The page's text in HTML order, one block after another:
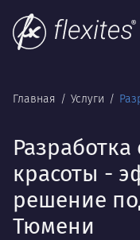
Главная Услуги
красоты -
решение
Тюмени